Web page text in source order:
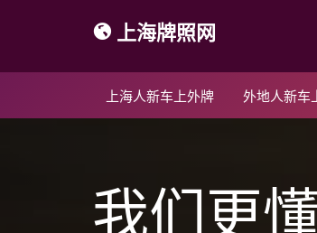
上海牌照网
上海人新车上外牌 外地人新车
我们更懂